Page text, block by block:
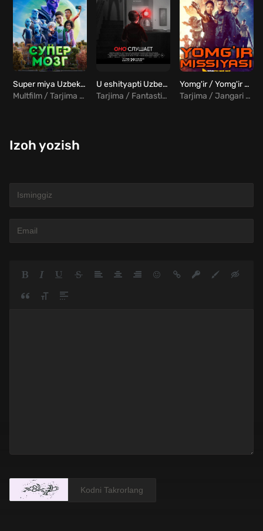
Super miya Uzbek tilida
Multfilm / Tarjima / Sarguzasht
U eshityapti Uzbek Tilida
Tarjima / Fantastika
Yomg'ir / Yomg'ir missiyasi Uzbek tilida
Tarjima / Jangari / Fantastika
Izoh yozish